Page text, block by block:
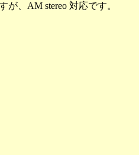
が、AM stereo 対応です。